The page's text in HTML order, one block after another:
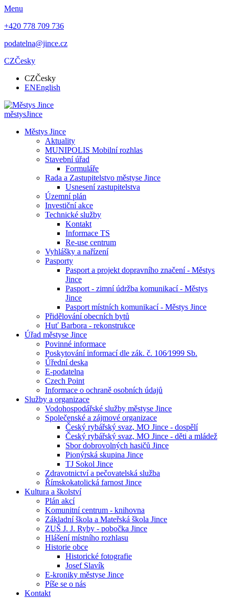
Menu
+420 778 709 736
podatelna@jince.cz
CZČesky
CZČesky
ENEnglish
městysJince
Městys Jince
Aktuality
MUNIPOLIS Mobilní rozhlas
Stavební úřad
Formuláře
Rada a Zastupitelstvo městyse Jince
Usnesení zastupitelstva
Územní plán
Investiční akce
Technické služby
Kontakt
Informace TS
Re-use centrum
Vyhlášky a nařízení
Pasporty
Pasport a projekt dopravního značení - Městys
Jince
Pasport - zimní údržba komunikací - Městys
Jince
Pasport místních komunikací - Městys Jince
Přidělování obecních bytů
Huť Barbora - rekonstrukce
Úřad městyse Jince
Povinné informace
Poskytování informací dle zák. č. 106⁄1999 Sb.
Úřední deska
E-podatelna
Czech Point
Informace o ochraně osobních údajů
Služby a organizace
Vodohospodářské služby městyse Jince
Společenské a zájmové organizace
Český rybářský svaz, MO Jince - dospělí
Český rybářský svaz, MO Jince - děti a mládež
Sbor dobrovolných hasičů Jince
Pionýrská skupina Jince
TJ Sokol Jince
Zdravotnictví a pečovatelská služba
Římskokatolická farnost Jince
Kultura a školství
Plán akcí
Komunitní centrum - knihovna
Základní škola a Mateřská škola Jince
ZUŠ J. J. Ryby - pobočka Jince
Hlášení místního rozhlasu
Historie obce
Historické fotografie
Josef Slavík
E-kroniky městyse Jince
Píše se o nás
Kontakt